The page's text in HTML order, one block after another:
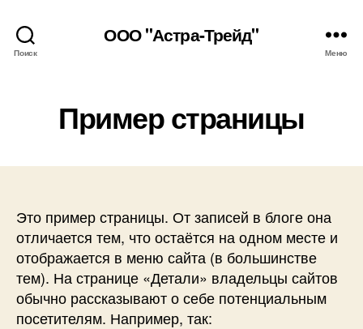
Поиск
ООО "Астра-Трейд"
Меню
Пример страницы
Это пример страницы. От записей в блоге она
отличается тем, что остаётся на одном месте и
отображается в меню сайта (в большинстве
тем). На странице «Детали» владельцы сайтов
обычно рассказывают о себе потенциальным
посетителям. Например, так: